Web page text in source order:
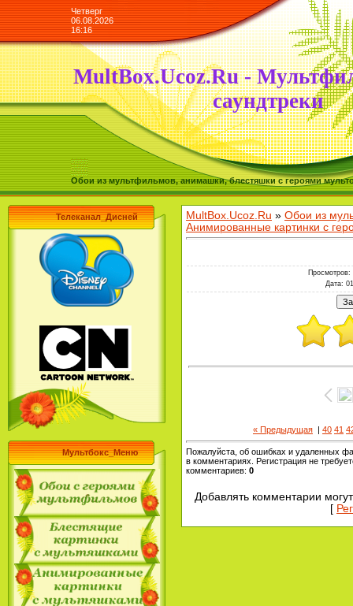
Четверг
06.08.2026
16:16
MultBox.Ucoz.Ru -
саундтреки
Обои из мультфильмов, анимашки, блестяшки с героями
Телеканал_Дисней
Мультбокс_Меню
MultBox.Ucoz.Ru » Обои из
Анимированные картинки с
Просмотров:
Дата:
« Предыдущая | 40 41
Пожалуйста, об ошибках и удаленных
в комментариях. Регистрация не
комментариев: 0
Добавлять комментарии
[